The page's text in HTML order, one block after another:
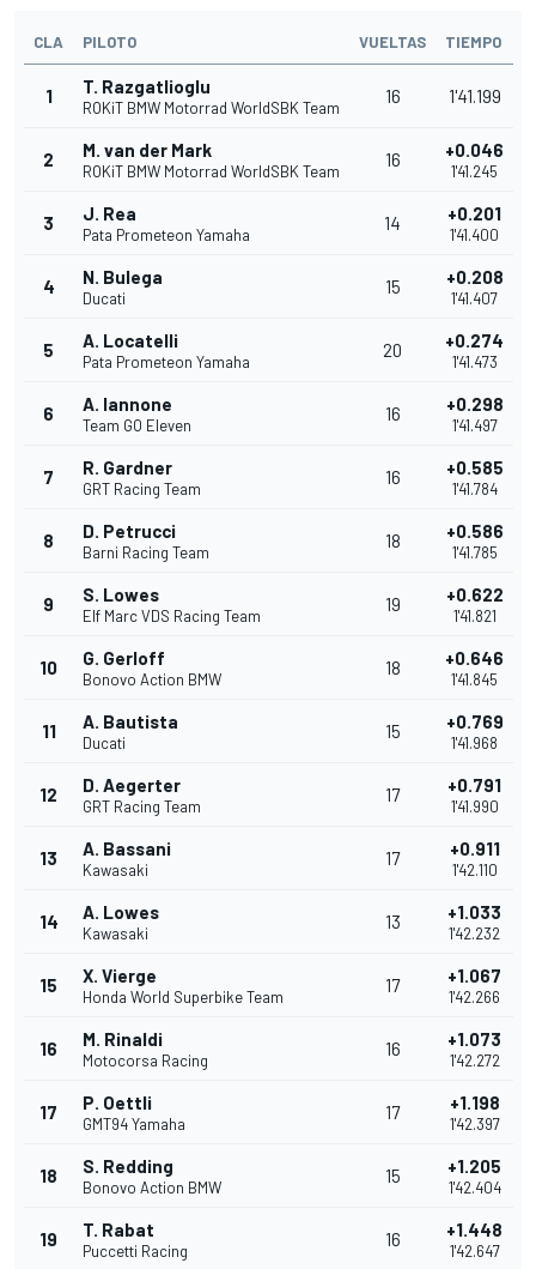
CLA PILOTO VUELTAS TIEMPO
1 T. Razgatlioglu
ROKiT BMW Motorrad WorldSBK Team
16 1'41.199
2 M. van der Mark
ROKiT BMW Motorrad WorldSBK Team
16 +0.046
1'41.245
3 J. Rea
Pata Prometeon Yamaha
14 +0.201
1'41.400
4 N. Bulega
Ducati
15 +0.208
1'41.407
5 A. Locatelli
Pata Prometeon Yamaha
20 +0.274
1'41.473
6 A. Iannone
Team GO Eleven
16 +0.298
1'41.497
7 R. Gardner
GRT Racing Team
16 +0.585
1'41.784
8 D. Petrucci
Barni Racing Team
18 +0.586
1'41.785
9 S. Lowes
Elf Marc VDS Racing Team
19 +0.622
1'41.821
10 G. Gerloff
Bonovo Action BMW
18 +0.646
1'41.845
11 A. Bautista
Ducati
15 +0.769
1'41.968
12 D. Aegerter
GRT Racing Team
17 +0.791
1'41.990
13 A. Bassani
Kawasaki
17 +0.911
1'42.110
14 A. Lowes
Kawasaki
13 +1.033
1'42.232
15 X. Vierge
Honda World Superbike Team
17 +1.067
1'42.266
16 M. Rinaldi
Motocorsa Racing
16 +1.073
1'42.272
17 P. Oettli
GMT94 Yamaha
17 +1.198
1'42.397
18 S. Redding
Bonovo Action BMW
15 +1.205
1'42.404
19 T. Rabat
Puccetti Racing
16 +1.448
1'42.647